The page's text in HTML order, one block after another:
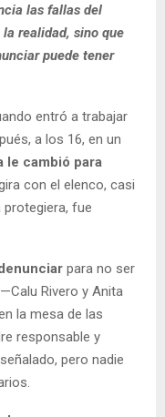
las fallas del
realidad, sino que
puede tener
entró a trabajar
a los 16, en un
le cambió para
con el elenco, casi
protegiera, fue
para no ser
Rivero y Anita
la mesa de las
responsable y
pero nadie